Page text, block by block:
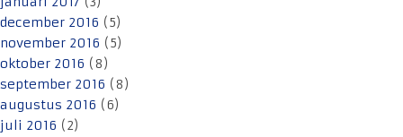
december 2016 (5)
november 2016 (5)
oktober 2016 (8)
september 2016 (8)
augustus 2016 (6)
juli 2016 (2)